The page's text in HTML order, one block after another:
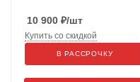
10 900 ₽/шт
Купить со скидкой
В РАССРОЧКУ